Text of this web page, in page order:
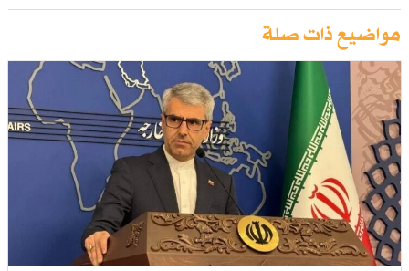
مواضيع ذات صلة